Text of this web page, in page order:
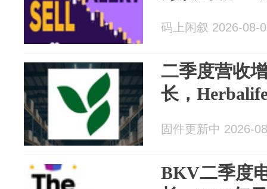
码上闲叙 2026-08-
二季度营收
长，
固件更新中 2026-
BKV二季度